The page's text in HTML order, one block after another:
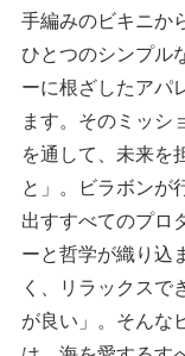
手編みのビキニか
ひとつのシンプル
ーに根ざしたアパ
ます。そのミッシ
を通して、未来を
と」。ビラボンが
出すすべてのプロ
ーと哲学が織り込
く、リラックスで
が良い」。そんな